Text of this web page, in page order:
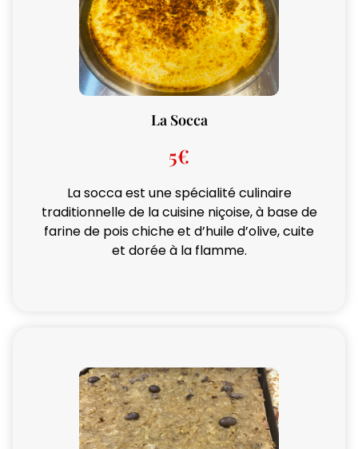
La Socca
5€
La socca est une spécialité culinaire
traditionnelle de la cuisine niçoise, à base de
farine de pois chiche et d’huile d’olive, cuite
et dorée à la flamme.